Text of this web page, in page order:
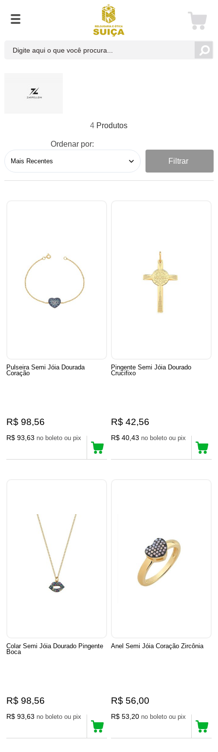
4
Ordenar por:
Filtrar
Pulseira Semi Jóia Dourada
Coração
R$ 98,56
R$ 93,63 no boleto ou pix
Pingente Semi Jóia Dourado
Crucifixo
R$ 42,56
R$ 40,43 no boleto ou pix
Colar Semi Jóia Dourado Pingente
Boca
R$ 98,56
R$ 93,63 no boleto ou pix
Anel Semi Jóia Coração Zircônia
R$ 56,00
R$ 53,20 no boleto ou pix